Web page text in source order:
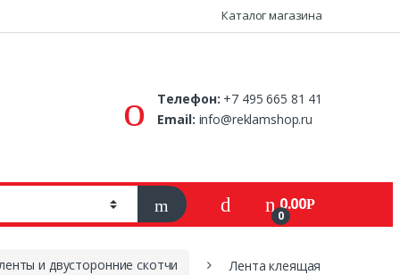
Каталог магазина
Телефон: +7 495 665 81 41
Email: info@reklamshop.ru
0
0.00Р
и двусторонние скотчи Лента клеящая